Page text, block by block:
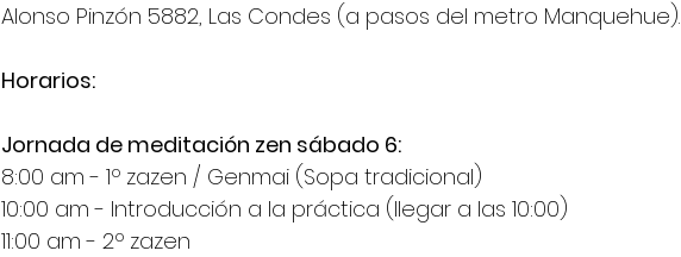
Alonso Pinzón 5882, Las Condes (a pasos del metro Manquehue).
Horarios:
Jornada de meditación zen sábado 6:
8:00 am - 1º zazen / Genmai (Sopa tradicional)
10:00 am - Introducción a la práctica (llegar a las 10:00)
11:00 am - 2º zazen